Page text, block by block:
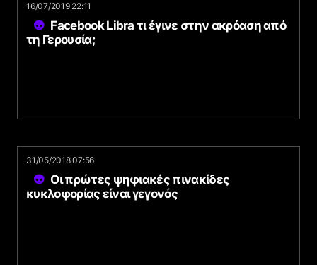
16/07/2019 22:11
Facebook Libra τι έγινε στην ακρόαση από
τη Γερουσία;
31/05/2018 07:56
Οι πρώτες ψηφιακές πινακίδες
κυκλοφορίας είναι γεγονός